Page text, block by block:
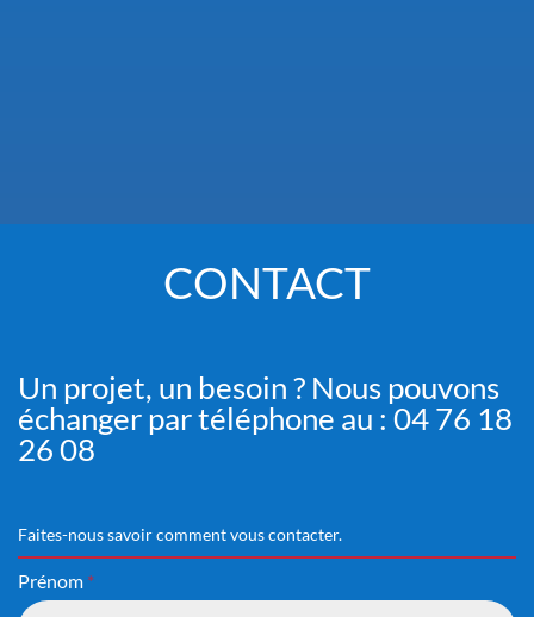
CONTACT
Un projet, un besoin ? Nous pouvons
échanger par téléphone au : 04 76 18
26 08
Faites-nous savoir comment vous contacter.
Prénom *